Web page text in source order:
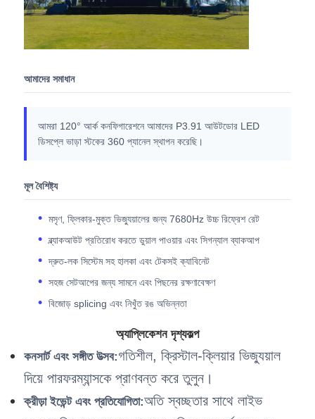
এসএমডি এলইডি স্ক্রিন
বহিরঙ্গন এলইডি ডিসপ্লে বোর্ড
বহিরঙ্গন নেতৃত্বাধীন বিলবোর্ড
আমাদের সমাধান
আমরা 120° আর্ক কনফিগারেশনে আমাদের P3.91 আউটডোর LED
ডিসপ্লে ভাড়া স্টকের 360 প্যানেল স্থাপন করেছি।
মূল বৈশিষ্ট্য
মসৃণ, ফ্লিকার-মুক্ত ভিজ্যুয়ালের জন্য 7680Hz উচ্চ রিফ্রেশ রেট
ব্ল্যাকআউট প্রতিরোধ করতে ডুয়াল পাওয়ার এবং সিগন্যাল ব্যাকআপ
দ্রুত-লক সিস্টেম সহ হালকা এবং টেকসই ক্যাবিনেট
সহজ সেটআপের জন্য সামনে এবং পিছনের রক্ষণাবেক্ষণ
বিজোড় splicing এবং নিখুঁত রঙ অভিন্নতা
অ্যাপ্লিকেশন দৃশ্যকল্প
কনসার্ট এবং সঙ্গীত উত্সব:গতিশীল, ক্রিস্টাল-ক্লিয়ার ভিজ্যুয়াল
দিয়ে পারফরম্যান্সকে প্রাণবন্ত করে তুলুন।
ক্রীড়া ইভেন্ট এবং প্রতিযোগিতা:অতি স্বচ্ছতার সাথে লাইভ